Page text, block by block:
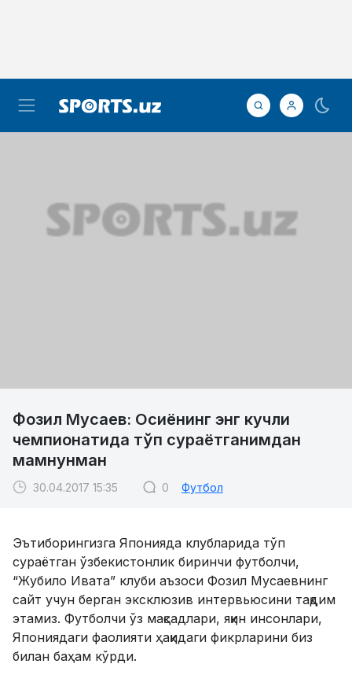
Фозил Мусаев: Осиёнинг энг кучли
чемпионатида тўп сураётганимдан
мамнунман
30.04.2017 15:35 0 Футбол
Эътиборингизга Японияда клубларида тўп
сураётган ўзбекистонлик биринчи футболчи,
“Жубило Ивата” клуби аъзоси Фозил Мусаевнинг
сайт учун берган эксклюзив интервьюсини тақдим
этамиз. Футболчи ўз мақсадлари, яқин инсонлари,
Япониядаги фаолияти ҳақидаги фикрларини биз
билан баҳам кўрди.